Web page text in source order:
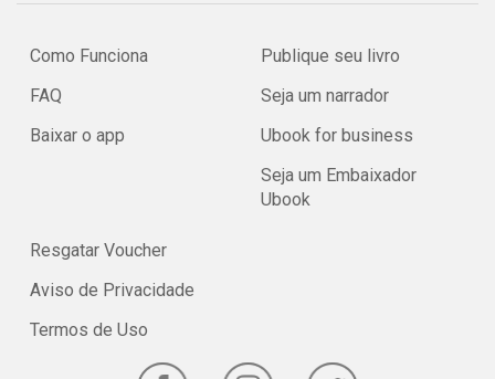
Como Funciona
FAQ
Baixar o app
Publique seu livro
Seja um narrador
Ubook for business
Seja um Embaixador
Ubook
Resgatar Voucher
Aviso de Privacidade
Termos de Uso